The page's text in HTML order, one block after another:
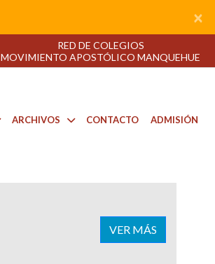
×
RED DE COLEGIOS
MOVIMIENTO APOSTÓLICO MANQUEHUE
ARCHIVOS CONTACTO ADMISIÓN
VER MÁS